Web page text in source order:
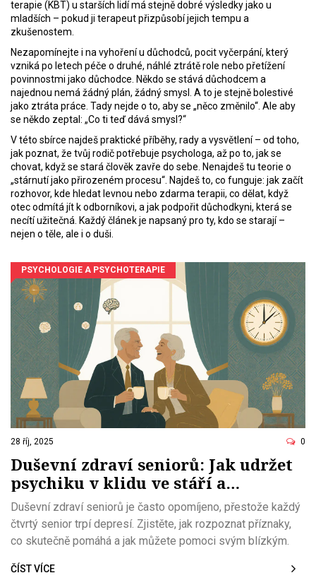
terapie (KBT) u starších lidí má stejně dobré výsledky jako u
mladších – pokud ji terapeut přizpůsobí jejich tempu a
zkušenostem.
Nezapomínejte i na vyhoření u důchodců, pocit vyčerpání, který
vzniká po letech péče o druhé, náhlé ztrátě role nebo přetížení
povinnostmi jako důchodce . Někdo se stává důchodcem a
najednou nemá žádný plán, žádný smysl. A to je stejně bolestivé
jako ztráta práce. Tady nejde o to, aby se „něco změnilo“. Ale aby
se někdo zeptal: „Co ti teď dává smysl?“
V této sbírce najdeš praktické příběhy, rady a vysvětlení – od toho,
jak poznat, že tvůj rodič potřebuje psychologa, až po to, jak se
chovat, když se stará člověk zavře do sebe. Nenajdeš tu teorie o
„stárnutí jako přirozeném procesu“. Najdeš to, co funguje: jak začít
rozhovor, kde hledat levnou nebo zdarma terapii, co dělat, když
otec odmítá jít k odborníkovi, a jak podpořit důchodkyni, která se
necítí užitečná. Každý článek je napsaný pro ty, kdo se starají –
nejen o těle, ale i o duši.
PSYCHOLOGIE A PSYCHOTERAPIE
28 říj, 2025 0
Duševní zdraví seniorů: Jak udržet
psychiku v klidu ve stáří a
předcházet depresím a demenci
Duševní zdraví seniorů je často opomíjeno, přestože každý
čtvrtý senior trpí depresí. Zjistěte, jak rozpoznat příznaky,
co skutečně pomáhá a jak můžete pomoci svým blízkým.
ČÍST VÍCE